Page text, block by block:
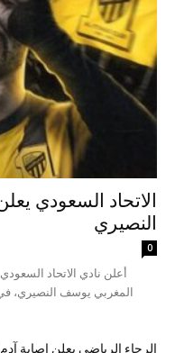
الاتحاد السعودي
النصيري
0
المغربي يوسف النصيري، في
الرجاء الرياضي يعلن إصابة